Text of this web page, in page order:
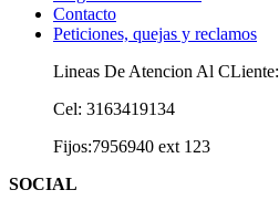
Contacto
Peticiones, quejas y reclamos
Lineas De Atencion Al CLiente:
Cel: 3163419134
Fijos:7956940 ext 123
SOCIAL